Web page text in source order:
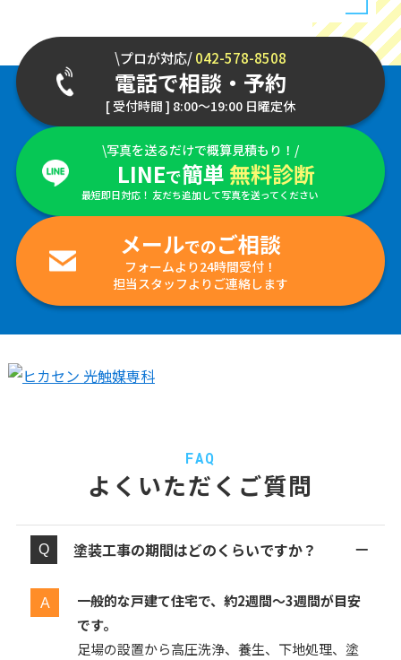
\プロが対応/042-578-8508
電話で相談・予約
[ 受付時間 ] 8:00～19:00 日曜定休
\写真を送るだけで概算見積もり！/
LINEで簡単 無料診断
最短即日対応！ 友だち追加して写真を送ってください
メールでのご相談
フォームより24時間受付！
担当スタッフよりご連絡します
FAQ
よくいただくご質問
塗装工事の期間はどのくらいですか？
一般的な戸建て住宅で、約2週間〜3週間が目安
です。
足場の設置から高圧洗浄、養生、下地処理、塗